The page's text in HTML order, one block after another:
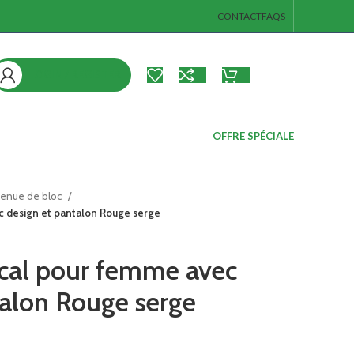
CONTACTFAQS
et de
OFFRE SPÉCIALE
et de
de bloc
design et pantalon Rouge serge
pour femme avec
Rouge serge